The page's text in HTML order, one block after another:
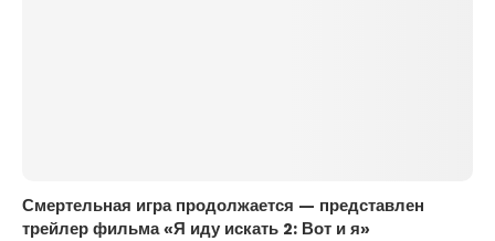
Смертельная игра продолжается — представлен
трейлер фильма «Я иду искать 2: Вот и я»